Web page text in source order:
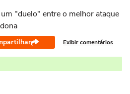
"duelo" entre o melhor ataque
Exibir comentários